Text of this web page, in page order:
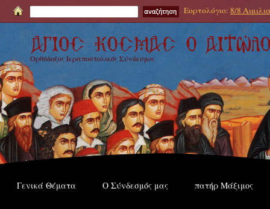
Εορτολόγιο: 8/8
Ορθόδοξος Ιεραποστολικός Σύνδεσμος
Γενικά Θέματα Ο Σύνδεσμός μας πατήρ Μάξιμος